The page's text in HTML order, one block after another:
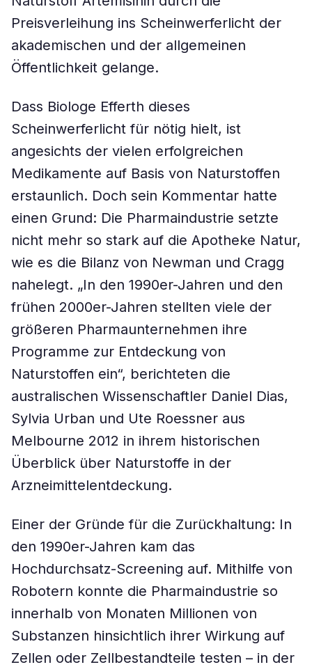
Preisverleihung ins Scheinwerferlicht der
akademischen und der allgemeinen
Öffentlichkeit gelange.
Dass Biologe Efferth dieses
Scheinwerferlicht für nötig hielt, ist
angesichts der vielen erfolgreichen
Medikamente auf Basis von Naturstoffen
erstaunlich. Doch sein Kommentar hatte
einen Grund: Die Pharmaindustrie setzte
nicht mehr so stark auf die Apotheke Natur,
wie es die Bilanz von Newman und Cragg
nahelegt. „In den 1990er-Jahren und den
frühen 2000er-Jahren stellten viele der
größeren Pharmaunternehmen ihre
Programme zur Entdeckung von
Naturstoffen ein“, berichteten die
australischen Wissenschaftler Daniel Dias,
Sylvia Urban und Ute Roessner aus
Melbourne 2012 in ihrem historischen
Überblick über Naturstoffe in der
Arzneimittelentdeckung.
Einer der Gründe für die Zurückhaltung: In
den 1990er-Jahren kam das
Hochdurchsatz-Screening auf. Mithilfe von
Robotern konnte die Pharmaindustrie so
innerhalb von Monaten Millionen von
Substanzen hinsichtlich ihrer Wirkung auf
Zellen oder Zellbestandteile testen – in der